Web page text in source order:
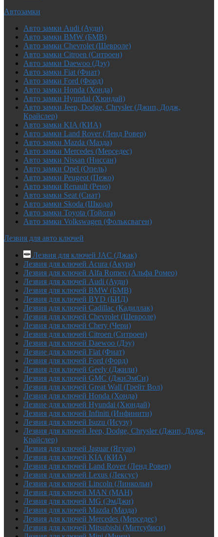
Автозамки
Авто замки Audi (Ауди)
Авто замки BMW (БМВ)
Авто замки Chevrolet (Шевроле)
Авто замки Citroen (Ситроен)
Авто замки Daewoo (Дэу)
Авто замки Fiat (Фиат)
Авто замки Ford (Форд)
Авто замки Honda (Хонда)
Авто замки Hyundai (Хюндай)
Авто замки Jeep, Dodge, Chrysler (Джип, Додж,
Крайслер)
Авто замки KIA (КИА)
Авто замки Land Rover (Ленд Ровер)
Авто замки Mazda (Мазда)
Авто замки Mercedes (Мерседес)
Авто замки Nissan (Ниссан)
Авто замки Opel (Опель)
Авто замки Peugeot (Пежо)
Авто замки Renault (Рено)
Авто замки Seat (Сиат)
Авто замки Skoda (Шкода)
Авто замки Toyota (Тойота)
Авто замки Volkswagen (Фольксваген)
Лезвия для авто ключей
Лезвия для ключей JAC (Джак)
Лезвия для ключей Acura (Акура)
Лезвия для ключей Alfa Romeo (Альфа Ромео)
Лезвия для ключей Audi (Ауди)
Лезвия для ключей BMW (БМВ)
Лезвия для ключей BYD (БИД)
Лезвия для ключей Cadillac (Кадиллак)
Лезвия для ключей Chevrolet (Шевроле)
Лезвия для ключей Chery (Чери)
Лезвия для ключей Citroen (Ситроен)
Лезвия для ключей Daewoo (Дэу)
Лезвие для ключей Fiat (Фиат)
Лезвия для ключей Ford (Форд)
Лезвия для ключей Geely (Джили)
Лезвия для ключей GMC (ДжиЭмСи)
Лезвия для ключей Great Wall (Грейт Вол)
Лезвия для ключей Honda (Хонда)
Лезвие для ключей Hyundai (Хюндай)
Лезвия для ключей Infiniti (Инфинити)
Лезвия для ключей Isuzu (Исузу)
Лезвия для ключей Jeep, Dodge, Chrysler (Джип, Додж,
Крайслер)
Лезвия для ключей Jaguar (Ягуар)
Лезвия для ключей KIA (КИА)
Лезвия для ключей Land Rover (Ленд Ровер)
Лезвия для ключей Lexus (Лексус)
Лезвия для ключей Lincoln (Линкольн)
Лезвия для ключей MAN (МАН)
Лезвия для ключей MG (ЭмДжи)
Лезвия для ключей Mazda (Мазда)
Лезвия для ключей Mercedes (Мерседес)
Лезвия для ключей Mitsubishi (Митсубиси)